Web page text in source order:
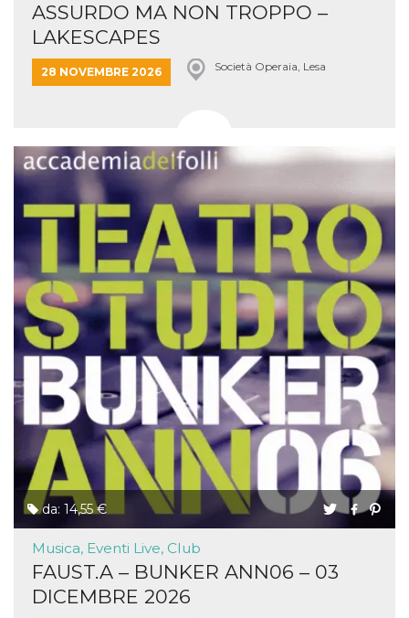
ASSURDO MA NON TROPPO –
LAKESCAPES
28 NOVEMBRE 2026 Società Operaia, Lesa
da: 14,55 €
Musica, Eventi Live, Club
FAUST.A – BUNKER ANN06 – 03
DICEMBRE 2026